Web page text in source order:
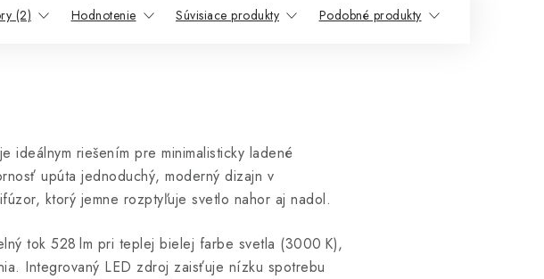
(2) Hodnotenie Súvisiace produkty Podobné produkty
ideálnym riešením pre minimalisticky ladené
upúta jednoduchý, moderný dizajn v
ktorý jemne rozptyľuje svetlo nahor aj nadol.
tok 528 lm pri teplej bielej farbe svetla (3000 K),
Integrovaný LED zdroj zaisťuje nízku spotrebu